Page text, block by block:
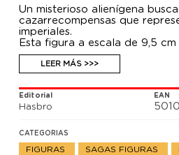
Un misterioso alienígena
cazarrecompensas que
imperiales.
Esta figura a escala de 9,5
de Star Wars fue diseñada
personaje de The Child de la
de Disney Plus. La figura
detalles inspirados en las
años 70.
LEER MÁS >>>
Editorial
Hasbro
EAN
CATEGORIAS
FIGURAS SAGAS FIGURAS